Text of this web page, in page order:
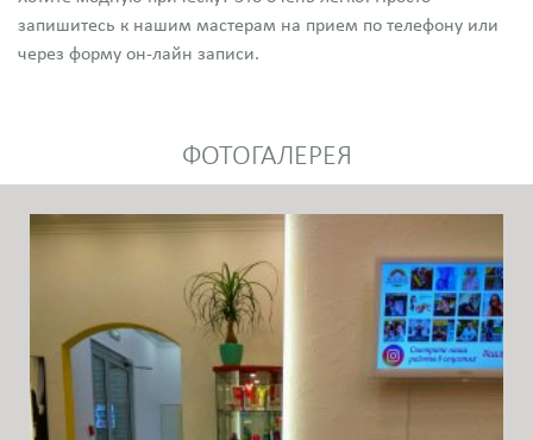
запишитесь к нашим мастерам на прием по телефону или
через форму он-лайн записи.
ФОТОГАЛЕРЕЯ